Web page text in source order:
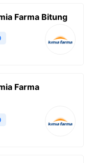
Farma Bitung
Farma